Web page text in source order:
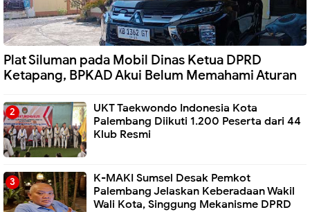
Plat Siluman pada Mobil Dinas Ketua DPRD
Ketapang, BPKAD Akui Belum Memahami Aturan
UKT Taekwondo Indonesia Kota
Palembang Diikuti 1.200 Peserta dari 44
Klub Resmi
K-MAKI Sumsel Desak Pemkot
Palembang Jelaskan Keberadaan Wakil
Wali Kota, Singgung Mekanisme DPRD